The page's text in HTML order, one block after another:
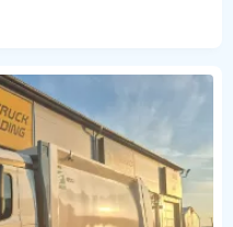
Norma emisji spal